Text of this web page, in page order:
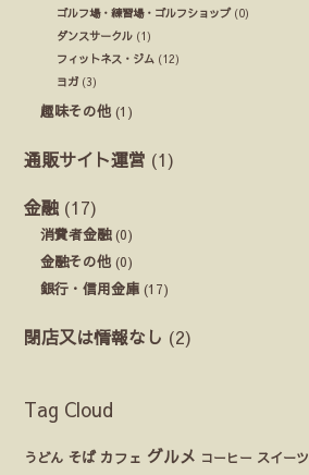
ゴルフ場・練習場・ゴルフショップ(0)
ダンスサークル (1)
フィットネス・ジム (12)
ヨガ (3)
趣味その他 (1)
通販サイト運営 (1)
金融 (17)
消費者金融(0)
金融その他 (0)
銀行・信用金庫 (17)
閉店又は情報なし (2)
Tag Cloud
うどん そば カフェ グルメ コーヒー スイーツ